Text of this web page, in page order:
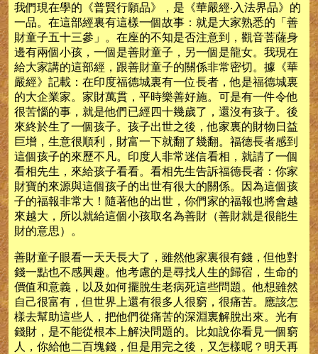
我們現在學的《普賢行願品》，是《華嚴經‧入法界品》的
一品。在這部經裏有這樣一個故事：就是大家熟悉的「善
財童子五十三參」。在座的不知是否注意到，觀音菩薩身
邊有兩個小孩，一個是善財童子，另一個是龍女。我現在
給大家講的這部經，跟善財童子的關係非常密切。據《華
嚴經》記載：在印度福德城裏有一位長者，他是福德城裏
的大企業家。家財萬貫，平時樂善好施。可是有一件令他
很苦惱的事，就是他們已經四十幾歲了，還沒有孩子。後
來終於生了一個孩子。孩子出世之後，他家裏的財物日益
巨增，生意很順利，財富一下就翻了幾翻。福德長者感到
這個孩子的來歷不凡。印度人非常迷信看相，就請了一個
看相先生，來給孩子看看。看相先生告訴福德長者：你家
財寶的來源與這個孩子的出世有很大的關係。因為這個孩
子的福報非常大！隨著他的出世，你們家的福報也將會越
來越大，所以就給這個小孩取名為善財（善財就是很能生
財的意思）。
善財童子眼看一天天長大了，雖然他家裏很有錢，但他對
錢一點也不感興趣。他考慮的是尋找人生的歸宿，生命的
價值和意義，以及如何擺脫生老病死這些問題。他想雖然
自己很富有，但世界上還有很多人很窮，很痛苦。應該怎
樣去幫助這些人，把他們從痛苦的深淵裏解脫出來。光有
錢財，是不能從根本上解決問題的。比如說你看見一個窮
人，你給他二百塊錢，但是用完之後，又怎樣呢？明天再